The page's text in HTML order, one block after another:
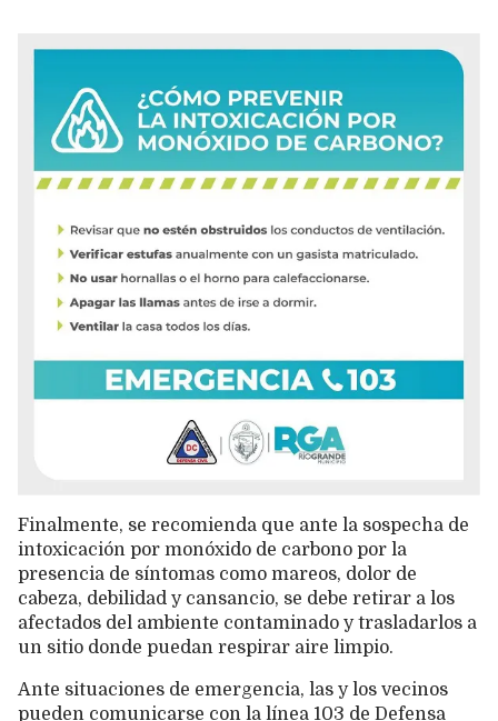
Finalmente, se recomienda que ante la sospecha de
intoxicación por monóxido de carbono por la
presencia de síntomas como mareos, dolor de
cabeza, debilidad y cansancio, se debe retirar a los
afectados del ambiente contaminado y trasladarlos a
un sitio donde puedan respirar aire limpio.
Ante situaciones de emergencia, las y los vecinos
pueden comunicarse con la línea 103 de Defensa